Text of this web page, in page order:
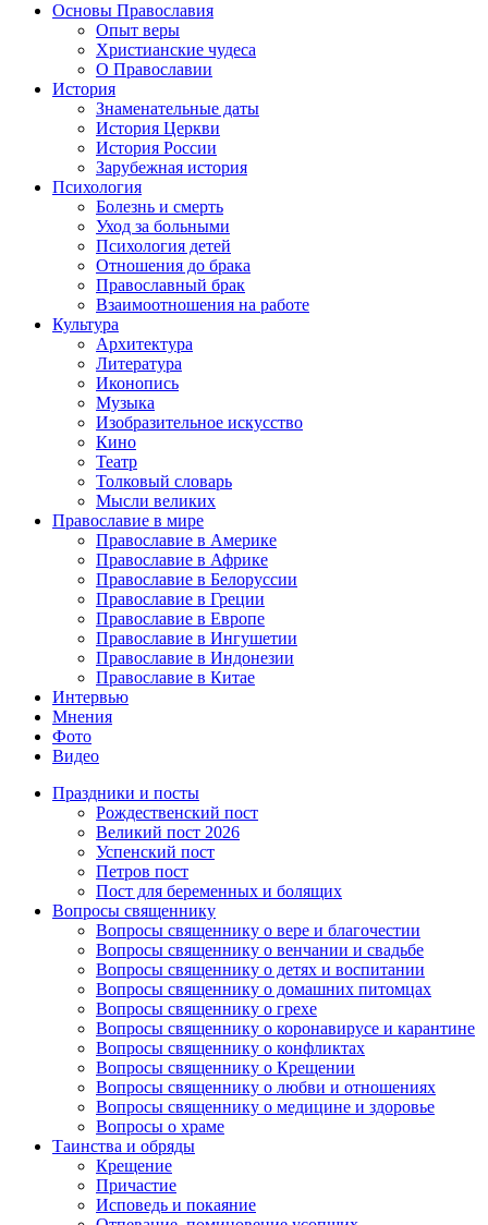
Основы Православия
Опыт веры
Христианские чудеса
О Православии
История
Знаменательные даты
История Церкви
История России
Зарубежная история
Психология
Болезнь и смерть
Уход за больными
Психология детей
Отношения до брака
Православный брак
Взаимоотношения на работе
Культура
Архитектура
Литература
Иконопись
Музыка
Изобразительное искусство
Кино
Театр
Толковый словарь
Мысли великих
Православие в мире
Православие в Америке
Православие в Африке
Православие в Белоруссии
Православие в Греции
Православие в Европе
Православие в Ингушетии
Православие в Индонезии
Православие в Китае
Интервью
Мнения
Фото
Видео
Праздники и посты
Рождественский пост
Великий пост 2026
Успенский пост
Петров пост
Пост для беременных и болящих
Вопросы священнику
Вопросы священнику о вере и благочестии
Вопросы священнику о венчании и свадьбе
Вопросы священнику о детях и воспитании
Вопросы священнику о домашних питомцах
Вопросы священнику о грехе
Вопросы священнику о коронавирусе и карантине
Вопросы священнику о конфликтах
Вопросы священнику о Крещении
Вопросы священнику о любви и отношениях
Вопросы священнику о медицине и здоровье
Вопросы о храме
Таинства и обряды
Крещение
Причастие
Исповедь и покаяние